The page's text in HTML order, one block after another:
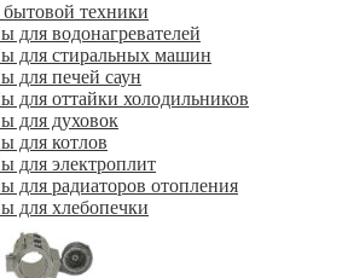
техники
для водонагревателей
для стиральных машин
для печей саун
для оттайки холодильников
для духовок
для котлов
для электроплит
для радиаторов отопления
для хлебопечки